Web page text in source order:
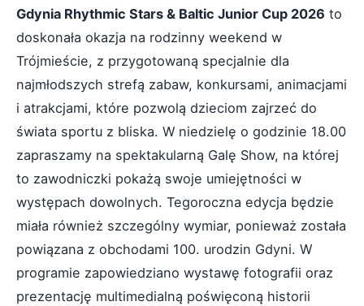
Gdynia Rhythmic Stars & Baltic Junior Cup 2026 to
doskonała okazja na rodzinny weekend w
Trójmieście, z przygotowaną specjalnie dla
najmłodszych strefą zabaw, konkursami, animacjami
i atrakcjami, które pozwolą dzieciom zajrzeć do
świata sportu z bliska. W niedzielę o godzinie 18.00
zapraszamy na spektakularną Galę Show, na której
to zawodniczki pokażą swoje umiejętności w
występach dowolnych. Tegoroczna edycja będzie
miała również szczególny wymiar, ponieważ została
powiązana z obchodami 100. urodzin Gdyni. W
programie zapowiedziano wystawę fotografii oraz
prezentację multimedialną poświęconą historii